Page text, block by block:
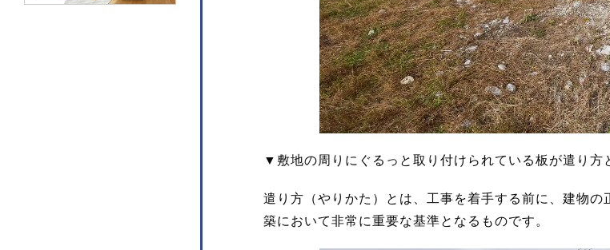
▼敷地の周りにぐるっと取り付けられている板が遣り方
遣り方（やりかた）とは、工事を着手する前に、建物
築において非常に重要な基準となるものです。